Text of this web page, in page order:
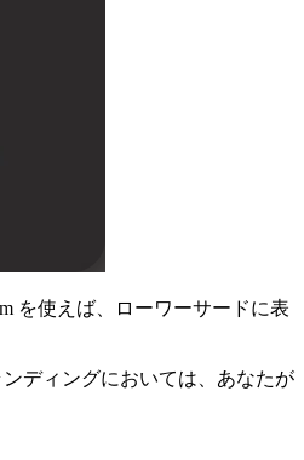
を使えば、ローワーサードに表
ディングにおいては、あなたが